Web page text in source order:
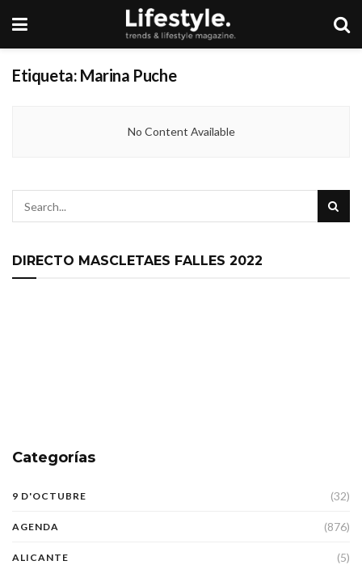
Etiqueta: Marina Puche
No Content Available
DIRECTO MASCLETAES FALLES 2022
Categorías
9 D'OCTUBRE (32)
AGENDA (876)
ALICANTE (5)